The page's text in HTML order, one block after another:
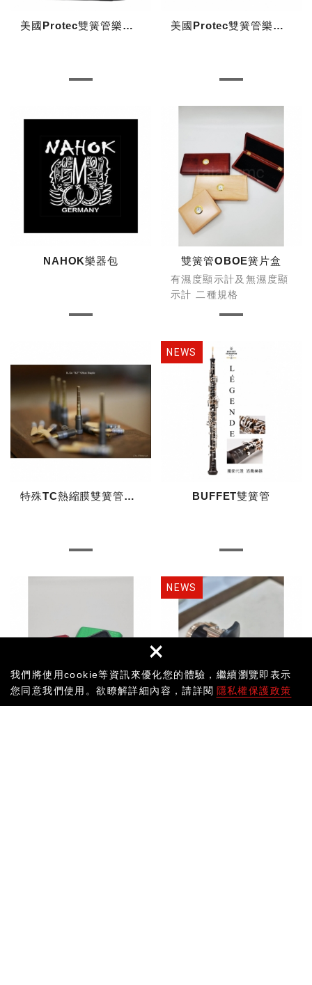
我們將使用cookie等資訊來優化您的體驗，繼續瀏覽即表示
您同意我們使用。欲瞭解詳細內容，請詳閱 隱私權保護政策
×
美國Protec雙簧管樂器盒保護套(褙包) 美國Protec雙簧管樂器盒
NAHOK樂器包 雙簧管OBOE簧片盒
有濕度顯示計及無濕度顯
示計 二種規格
特殊TC熱縮膜雙簧管簧片底座 BUFFET雙簧管